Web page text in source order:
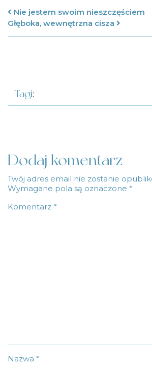
Nawigacja po
Nie jestem swoim nieszczęściem
Głęboka, wewnętrzna cisza
Tagi:
Dodaj komentarz
Twój adres email nie zostanie
Wymagane pola są oznaczone *
Komentarz *
Nazwa *